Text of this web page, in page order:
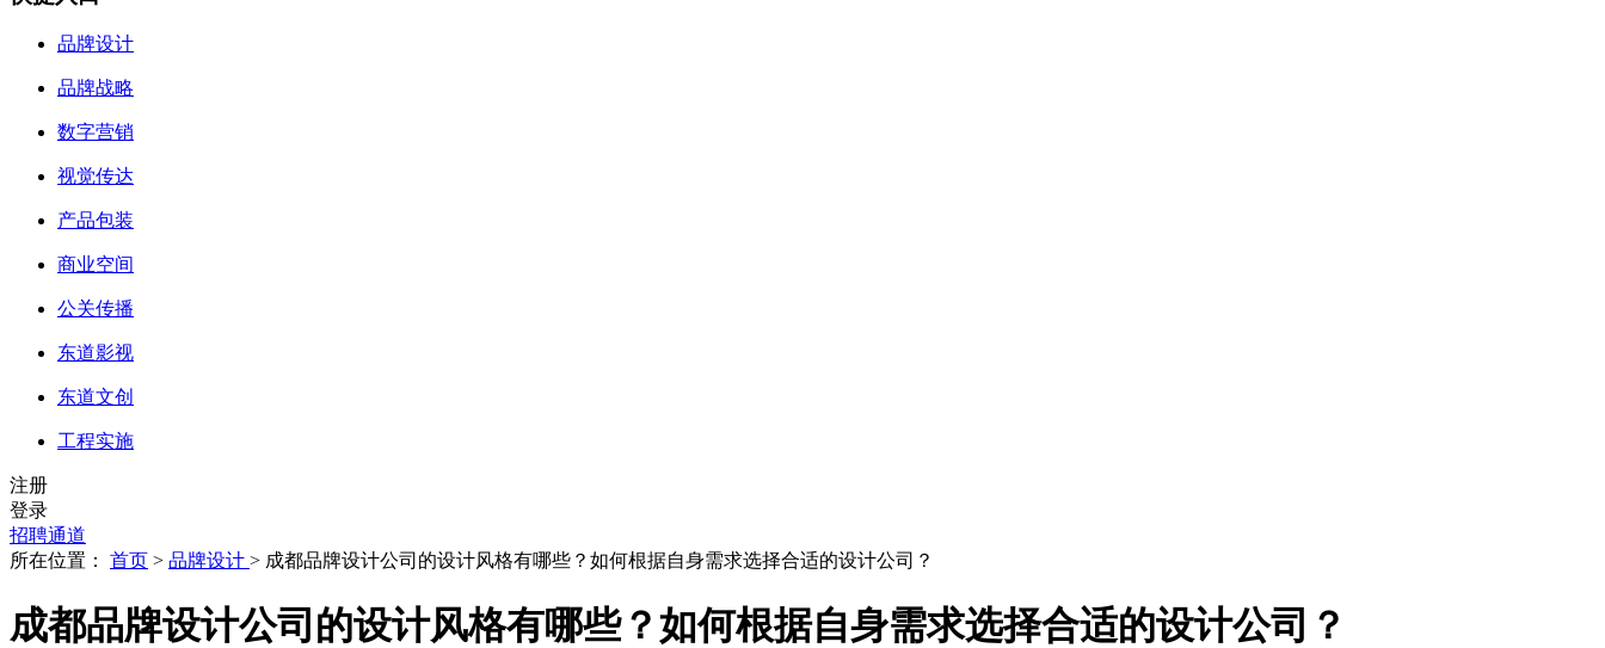
品牌设计
品牌战略
数字营销
视觉传达
产品包装
商业空间
公关传播
东道影视
东道文创
工程实施
注册
登录
招聘通道
所在位置： 首页 > 品牌设计 > 成都品牌设计公司的设计风格有哪些？如何根据自身需求选择合适的设计公司？
成都品牌设计公司的设计风格有哪些？如何根据自身需求选择合适的设计公司？